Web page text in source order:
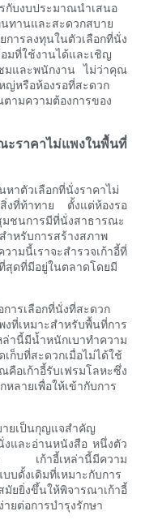
กับงบประมาณนำเสนอ
ทานและสะดวกสบาย
รลงทุนในตัวเลือกที่นั่ง
มที่ใช้งานได้และเชิญ
มและพนักงาน ไม่ว่าคุณ
ญ่หรือห้องรอที่สะดวก
ามความต้องการของ
ราคาไม่แพงในพื้นที่
าตัวเลือกที่นั่งราคาไม่
งที่ท้าทาย ตั้งแต่ห้องรอ
ชนการมีที่นั่งสาธารณะ
ำหรับการสร้างสภาพ
ามนี้เราจะสำรวจเก้าอี้ที่
ดที่มีอยู่ในตลาดโดยมี
ารเลือกที่นั่งที่สะดวก
ที่เหมาะสำหรับพื้นที่การ
านี้มีน้ำหนักเบาทำความ
ก็บที่สะดวกเมื่อไม่ได้ใช้
อเก้าอี้รับเฟรมโลหะซึ่ง
ลายเพื่อให้เข้ากับการ
ยเป็นกุญแจสำคัญ
งและอ่านหนังสือ หนึ่งตัว
สิก เก้าอี้เหล่านี้มีความ
บดั้งเดิมที่เหมาะกับการ
ยยิ่งขึ้นให้พิจารณาเก้าอี้
ยต่อการบำรุงรักษา